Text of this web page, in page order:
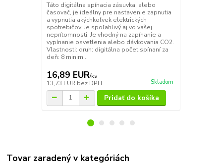
Táto digitálna spínacia zásuvka, alebo
časovač, je ideálny pre nastavenie zapnutia
a vypnutia akýchkoľvek elektrických
spotrebičov. Je spoľahlivý aj vo vašej
neprítomnosti. Je vhodný na zapínanie a
vypínanie osvetlenia alebo dávkovania CO2.
Vlastnosti: druh: digitálna počet spínaní za
deň: 8 minim...
16,89 EUR/ks
13,73 EUR bez DPH Skladom
Pridať do košíka
Tovar zaradený v kategóriách